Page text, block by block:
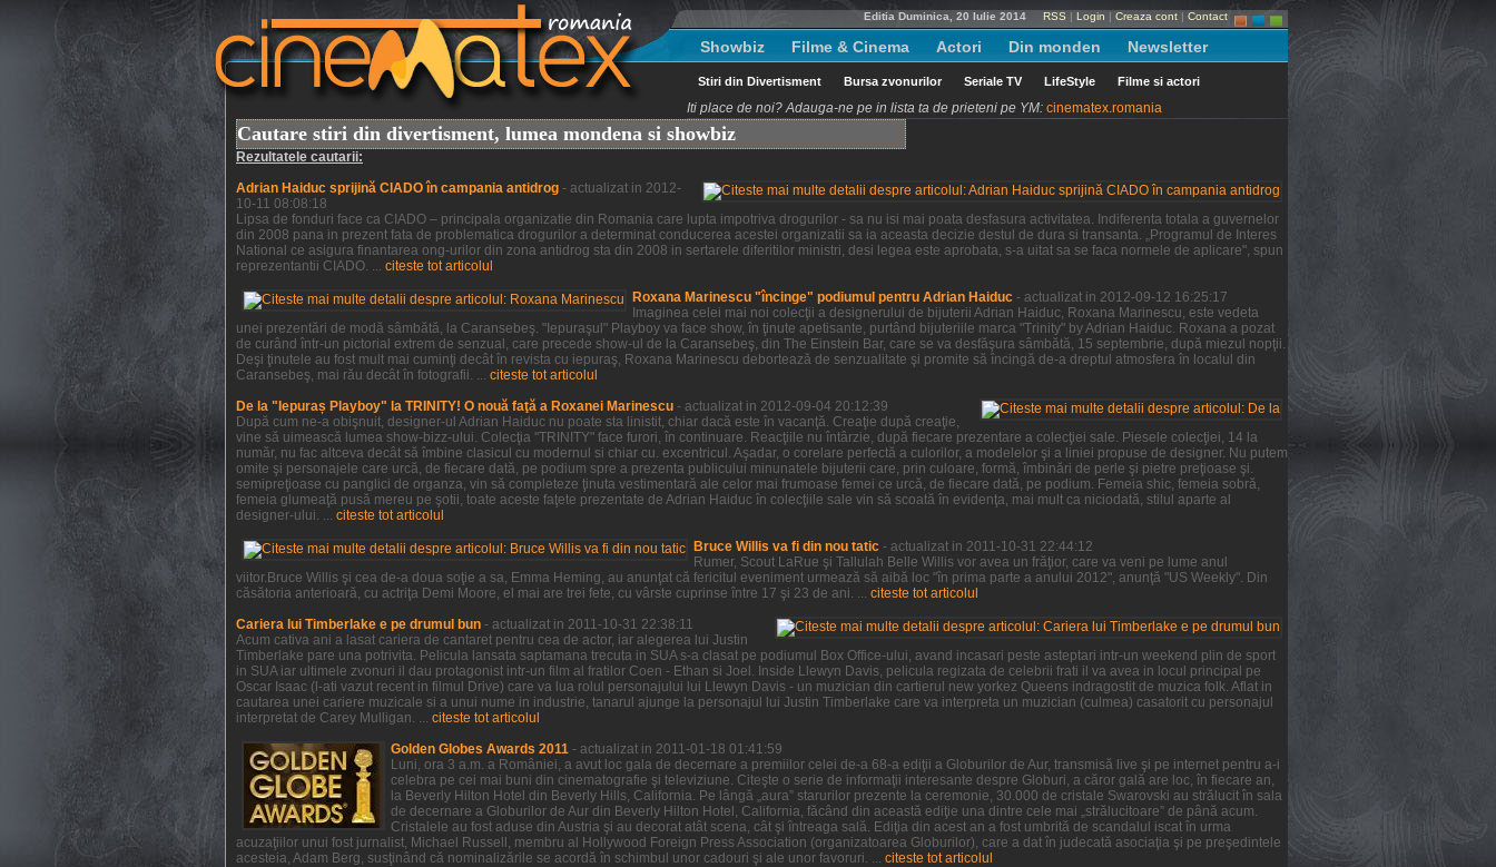
Editia Duminica, 20 Iulie 2014 RSS | Login | Creaza cont | Contact
Showbiz Filme & Cinema Actori Din monden Newsletter
Stiri din Divertisment Bursa zvonurilor Seriale TV LifeStyle Filme si actori
Iti place de noi? Adauga-ne pe in lista ta de prieteni pe YM: cinematex.romania
Cautare stiri din divertisment, lumea mondena si showbiz
Rezultatele cautarii:
Adrian Haiduc sprijină CIADO în campania antidrog - actualizat in 2012-
10-11 08:08:18
Lipsa de fonduri face ca CIADO – principala organizatie din Romania care lupta impotriva drogurilor - sa nu isi mai poata desfasura activitatea. Indiferenta totala a guvernelor
din 2008 pana in prezent fata de problematica drogurilor a determinat conducerea acestei organizatii sa ia aceasta decizie destul de dura si transanta. „Programul de Interes
National ce asigura finantarea ong-urilor din zona antidrog sta din 2008 in sertarele diferitilor ministri, desi legea este aprobata, s-a uitat sa se faca normele de aplicare", spun
reprezentantii CIADO. ... citeste tot articolul
Roxana Marinescu "încinge" podiumul pentru Adrian Haiduc - actualizat in 2012-09-12 16:25:17
Imaginea celei mai noi colecţii a designerului de bijuterii Adrian Haiduc, Roxana Marinescu, este vedeta
unei prezentări de modă sâmbătă, la Caransebeş. "Iepuraşul" Playboy va face show, în ţinute apetisante, purtând bijuteriile marca "Trinity" by Adrian Haiduc. Roxana a pozat
de curând într-un pictorial extrem de senzual, care precede show-ul de la Caransebeş, din The Einstein Bar, care se va desfăşura sâmbătă, 15 septembrie, după miezul nopţii.
Deşi ţinutele au fost mult mai cuminţi decât în revista cu iepuraş, Roxana Marinescu debortează de senzualitate şi promite să încingă de-a dreptul atmosfera în localul din
Caransebeş, mai rău decât în fotografii. ... citeste tot articolul
De la "Iepuraș Playboy" la TRINITY! O nouă faţă a Roxanei Marinescu - actualizat in 2012-09-04 20:12:39
După cum ne-a obişnuit, designer-ul Adrian Haiduc nu poate sta linistit, chiar dacă este în vacanţă. Creaţie după creaţie,
vine să uimească lumea show-bizz-ului. Colecţia "TRINITY" face furori, în continuare. Reacţiile nu întârzie, după fiecare prezentare a colecţiei sale. Piesele colecţiei, 14 la
număr, nu fac altceva decât să îmbine clasicul cu modernul si chiar cu. excentricul. Aşadar, o corelare perfectă a culorilor, a modelelor şi a liniei propuse de designer. Nu putem
omite şi personajele care urcă, de fiecare dată, pe podium spre a prezenta publicului minunatele bijuterii care, prin culoare, formă, îmbinări de perle şi pietre preţioase şi.
semipreţioase cu panglici de organza, vin să completeze ţinuta vestimentară ale celor mai frumoase femei ce urcă, de fiecare dată, pe podium. Femeia shic, femeia sobră,
femeia glumeaţă pusă mereu pe şotii, toate aceste faţete prezentate de Adrian Haiduc în colecţiile sale vin să scoată în evidenţa, mai mult ca niciodată, stilul aparte al
designer-ului. ... citeste tot articolul
Bruce Willis va fi din nou tatic - actualizat in 2011-10-31 22:44:12
Rumer, Scout LaRue şi Tallulah Belle Willis vor avea un frăţior, care va veni pe lume anul
viitor.Bruce Willis şi cea de-a doua soţie a sa, Emma Heming, au anunţat că fericitul eveniment urmează să aibă loc "în prima parte a anului 2012", anunţă "US Weekly". Din
căsătoria anterioară, cu actriţa Demi Moore, el mai are trei fete, cu vârste cuprinse între 17 şi 23 de ani. ... citeste tot articolul
Cariera lui Timberlake e pe drumul bun - actualizat in 2011-10-31 22:38:11
Acum cativa ani a lasat cariera de cantaret pentru cea de actor, iar alegerea lui Justin
Timberlake pare una potrivita. Pelicula lansata saptamana trecuta in SUA s-a clasat pe podiumul Box Office-ului, avand incasari peste asteptari intr-un weekend plin de sport
in SUA iar ultimele zvonuri il dau protagonist intr-un film al fratilor Coen - Ethan si Joel. Inside Llewyn Davis, pelicula regizata de celebrii frati il va avea in locul principal pe
Oscar Isaac (l-ati vazut recent in filmul Drive) care va lua rolul personajului lui Llewyn Davis - un muzician din cartierul new yorkez Queens indragostit de muzica folk. Aflat in
cautarea unei cariere muzicale si a unui nume in industrie, tanarul ajunge la personajul lui Justin Timberlake care va interpreta un muzician (culmea) casatorit cu personajul
interpretat de Carey Mulligan. ... citeste tot articolul
Golden Globes Awards 2011 - actualizat in 2011-01-18 01:41:59
Luni, ora 3 a.m. a României, a avut loc gala de decernare a premiilor celei de-a 68-a ediţii a Globurilor de Aur, transmisă live şi pe internet pentru a-i
celebra pe cei mai buni din cinematografie şi televiziune. Citeşte o serie de informaţii interesante despre Globuri, a căror gală are loc, în fiecare an,
la Beverly Hilton Hotel din Beverly Hills, California. Pe lângă „aura” starurilor prezente la ceremonie, 30.000 de cristale Swarovski au strălucit în sala
de decernare a Globurilor de Aur din Beverly Hilton Hotel, California, făcând din această ediţie una dintre cele mai „strălucitoare” de până acum.
Cristalele au fost aduse din Austria şi au decorat atât scena, cât şi întreaga sală. Ediţia din acest an a fost umbrită de scandalul iscat în urma
acuzaţiilor unui fost jurnalist, Michael Russell, membru al Hollywood Foreign Press Association (organizatoarea Globurilor), care a dat în judecată asociaţia şi pe preşedintele
acesteia, Adam Berg, susţinând că nominalizările se acordă în schimbul unor cadouri şi ale unor favoruri. ... citeste tot articolul